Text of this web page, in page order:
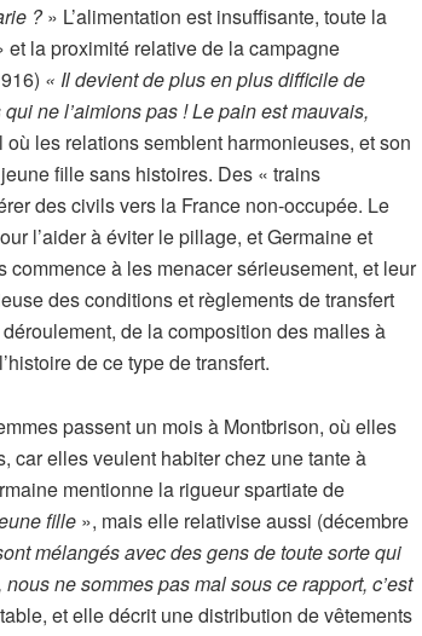
?» L’alimentation est insuffisante, toute la
la proximité relative de la campagne
« Il devient de plus en plus difficile de
ne l’aimions pas ! Le pain est mauvais,
les relations semblent harmonieuses, et son
fille sans histoires. Des « trains
des civils vers la France non-occupée. Le
l’aider à éviter le pillage, et Germaine et
à les menacer sérieusement, et leur
des conditions et règlements de transfert
de la composition des malles à
de ce type de transfert.
passent un mois à Montbrison, où elles
car elles veulent habiter chez une tante à
mentionne la rigueur spartiate de
fille », mais elle relativise aussi (décembre
mélangés avec des gens de toute sorte qui
ne sommes pas mal sous ce rapport, c’est
et elle décrit une distribution de vêtements